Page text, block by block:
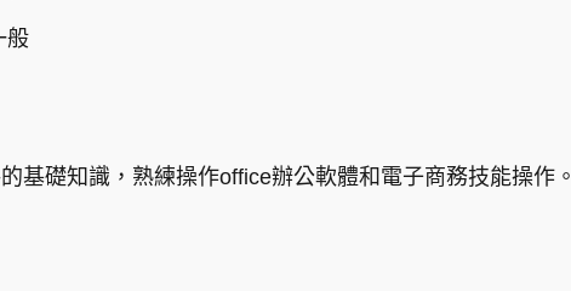
般
的基礎知識，熟練操作office辦公軟體和電子商務技能操作。